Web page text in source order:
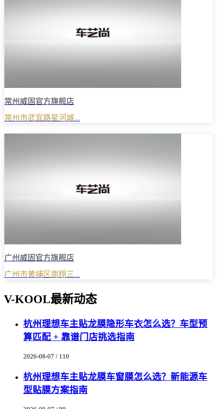
常州威固官方旗舰店
常州市武宜路星河城...
广州威固官方旗舰店
广州市黄埔区南翔三...
V-KOOL最新动态
杭州理想车主贴龙膜隐形车衣怎么选？车型预
算匹配 + 靠谱门店挑选指南
2026-08-07 / 110
杭州理想车主贴龙膜车窗膜怎么选？新能源车
型贴膜方案指南